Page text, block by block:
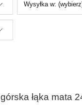
Wysyłka w:
łąka mata